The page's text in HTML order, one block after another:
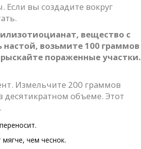
Если вы создадите вокруг
вещество с
возьмите 100 граммов
пораженные участки.
Измельчите 200 граммов
десятикратном объеме. Этот
чем чеснок.